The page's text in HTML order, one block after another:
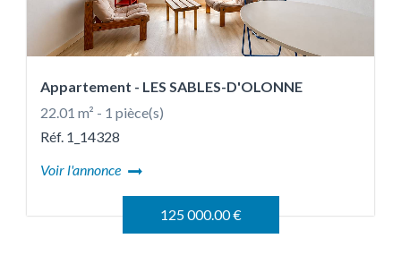
Appartement - LES SABLES-D'OLONNE
22.01 m² - 1 pièce(s)
Réf. 1_14328
Voir l'annonce
125 000.00 €